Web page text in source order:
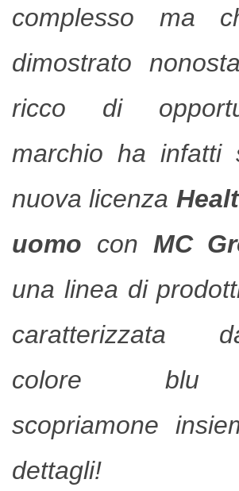
complesso ma
dimostrato
ricco di
marchio ha infatti
nuova licenza
uomo con MC
una linea di
caratterizzata
colore blu
scopriamone
dettagli!